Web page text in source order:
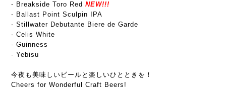
- Breakside Toro Red NEW!!!
- Ballast Point Sculpin IPA
- Stillwater Debutante Biere de Garde
- Celis White
- Guinness
- Yebisu
今夜も美味しいビールと楽しいひとときを！
Cheers for Wonderful Craft Beers!